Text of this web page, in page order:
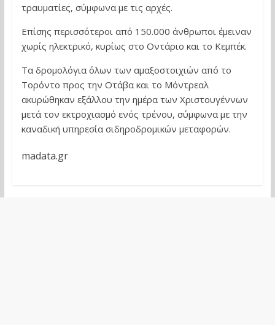
τραυματίες, σύμφωνα με τις αρχές.
Επίσης περισσότεροι από 150.000 άνθρωποι έμειναν
χωρίς ηλεκτρικό, κυρίως στο Οντάριο και το Κεμπέκ.
Τα δρομολόγια όλων των αμαξοστοιχιών από το
Τορόντο προς την Οτάβα και το Μόντρεαλ
ακυρώθηκαν εξάλλου την ημέρα των Χριστουγέννων
μετά τον εκτροχιασμό ενός τρένου, σύμφωνα με την
καναδική υπηρεσία σιδηροδρομικών μεταφορών.
madata.gr